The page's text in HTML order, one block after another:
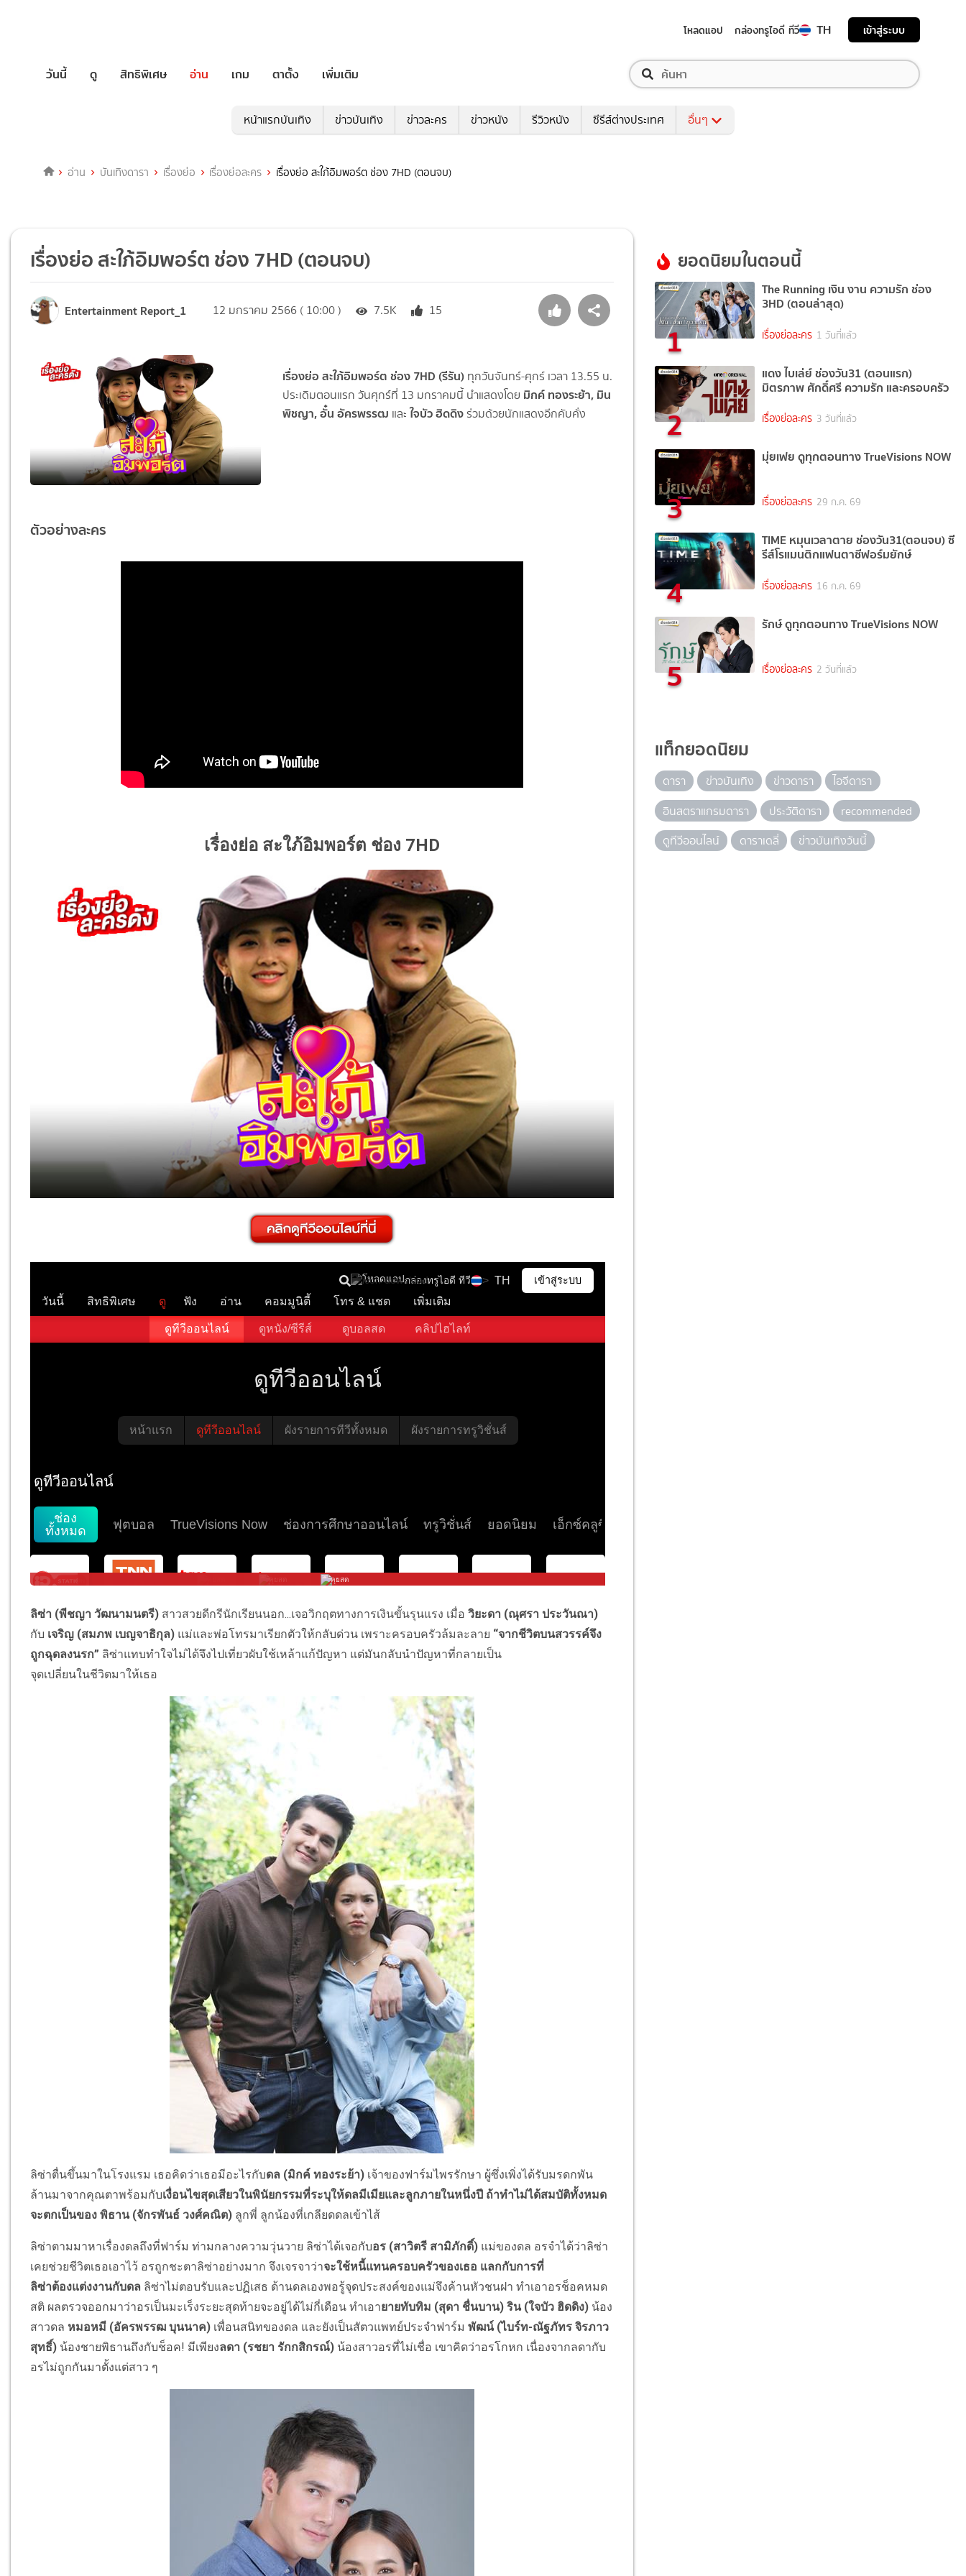
โหลดแอป กล่องทรูไอดี ทีวี TH เข้าสู่ระบบ
วันนี้ ดู สิทธิพิเศษ อ่าน เกม ตาตั้ง เพิ่มเติม
หน้าแรกบันเทิง ข่าวบันเทิง ข่าวละคร ข่าวหนัง รีวิวหนัง ซีรีส์ต่างประเทศ อื่นๆ
อ่าน บันเทิงดารา เรื่องย่อ เรื่องย่อละคร เรื่องย่อ สะใภ้อิมพอร์ต ช่อง 7HD (ตอนจบ)
เรื่องย่อ สะใภ้อิมพอร์ต ช่อง 7HD (ตอนจบ)
Entertainment Report_1 12 มกราคม 2566 ( 10:00 ) 7.5K 15
เรื่องย่อ สะใภ้อิมพอร์ต ช่อง 7HD (รีรัน)ทุกวันจันทร์-ศุกร์ เวลา 13.55 น.
ประเดิมตอนแรก วันศุกร์ที่ 13 มกราคมนี้ นำแสดงโดย มิกค์ ทองระย้า, มิน
พิชญา, อั๋น อัครพรรฒ และใจบัว ฮิดดิงร่วมด้วยนักแสดงอีกคับคั่ง
ตัวอย่างละคร
เรื่องย่อ สะใภ้อิมพอร์ต ช่อง 7HD
ลิซ่า (พีชญา วัฒนามนตรี) สาวสวยดีกรีนักเรียนนอก...เจอวิกฤตทางการเงินขั้นรุนแรง เมื่อวิยะดา (ณุศรา ประวันณา)
กับ เจริญ (สมภพ เบญจาธิกุล) แม่และพ่อโทรมาเรียกตัวให้กลับด่วน เพราะครอบครัวล้มละลาย “จากชีวิตบนสวรรค์จึง
ถูกฉุดลงนรก” ลิซ่าแทบทำใจไม่ได้จึงไปเที่ยวผับใช้เหล้าแก้ปัญหา แต่มันกลับนำปัญหาที่กลายเป็น
จุดเปลี่ยนในชีวิตมาให้เธอ
ลิซ่าตื่นขึ้นมาในโรงแรม เธอคิดว่าเธอมีอะไรกับดล (มิกค์ ทองระย้า) เจ้าของฟาร์มไพรรักษา ผู้ซึ่งเพิ่งได้รับมรดกพัน
ล้านมาจากคุณตาพร้อมกับเงื่อนไขสุดเสียวในพินัยกรรมที่ระบุให้ดลมีเมียและลูกภายในหนึ่งปี ถ้าทำไม่ได้สมบัติทั้งหมด
จะตกเป็นของ พิธาน (จักรพันธ์ วงศ์คณิต) ลูกพี่ ลูกน้องที่เกลียดดลเข้าไส้
ลิซ่าตามมาหาเรื่องดลถึงที่ฟาร์ม ท่ามกลางความวุ่นวาย ลิซ่าได้เจอกับอร (สาวิตรี สามิภักดิ์) แม่ของดล อรจำได้ว่าลิซ่า
เคยช่วยชีวิตเธอเอาไว้ อรถูกชะตาลิซ่าอย่างมาก จึงเจรจาว่าจะใช้หนี้แทนครอบครัวของเธอ แลกกับการที่
ลิซ่าต้องแต่งงานกับดล ลิซ่าไม่ตอบรับและปฏิเสธ ด้านดลเองพอรู้จุดประสงค์ของแม่จึงค้านหัวชนฝา ทำเอาอรช็อคหมด
สติ ผลตรวจออกมาว่าอรเป็นมะเร็งระยะสุดท้ายจะอยู่ได้ไม่กี่เดือน ทำเอายายทับทิม (สุดา ชื่นบาน) ริน (ใจบัว ฮิดดิง) น้อง
สาวดล หมอหมี (อัครพรรฒ บุนนาค) เพื่อนสนิทของดล และยังเป็นสัตวแพทย์ประจำฟาร์มพัฒน์ (ไบร์ท-ณัฐภัทร จิรภาว
สุทธิ์) น้องชายพิธานถึงกับช็อค! มีเพียงลดา (รชยา รักกสิกรณ์) น้องสาวอรที่ไม่เชื่อ เขาคิดว่าอรโกหก เนื่องจากลดากับ
อรไม่ถูกกันมาตั้งแต่สาว ๆ
ยอดนิยมในตอนนี้
1
The Running เงิน งาน ความรัก ช่อง
3HD (ตอนล่าสุด)
เรื่องย่อละคร 1 วันที่แล้ว
2
แดง ไบเล่ย์ ช่องวัน31 (ตอนแรก)
มิตรภาพ ศักดิ์ศรี ความรัก และครอบครัว
เรื่องย่อละคร 3 วันที่แล้ว
3
มุ่ยเฟย ดูทุกตอนทาง TrueVisions NOW
เรื่องย่อละคร 29 ก.ค. 69
4
TIME หมุนเวลาตาย ช่องวัน31(ตอนจบ) ซี
รีส์โรแมนติกแฟนตาซีฟอร์มยักษ์
เรื่องย่อละคร 16 ก.ค. 69
5
รักษ์ ดูทุกตอนทาง TrueVisions NOW
เรื่องย่อละคร 2 วันที่แล้ว
แท็กยอดนิยม
ดารา ข่าวบันเทิง ข่าวดารา
ไอจีดารา
อินสตราแกรมดารา
ประวัติดารา
recommended
ดูทีวีออนไลน์
ดาราเดลี่ ข่าวบันเทิงวันนี้